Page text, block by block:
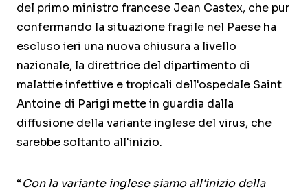
del primo ministro francese Jean Castex, che pur
confermando la situazione fragile nel Paese ha
escluso ieri una nuova chiusura a livello
nazionale, la direttrice del dipartimento di
malattie infettive e tropicali dell'ospedale Saint
Antoine di Parigi mette in guardia dalla
diffusione della variante inglese del virus, che
sarebbe soltanto all'inizio.
“Con la variante inglese siamo all'inizio della